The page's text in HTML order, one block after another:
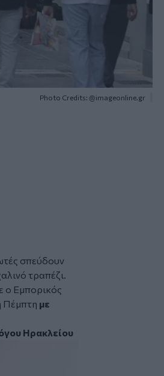
Photo Credits: @imageonline.gr
σπεύδουν
τραπέζι.
ο Εμπορικός
Πέμπτη με
Ηρακλείου